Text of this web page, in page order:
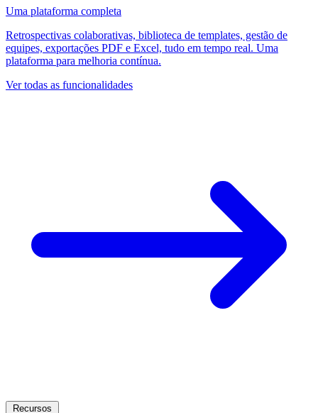
Uma plataforma completa
Retrospectivas colaborativas, biblioteca de templates, gestão de
equipes, exportações PDF e Excel, tudo em tempo real. Uma
plataforma para melhoria contínua.
Ver todas as funcionalidades